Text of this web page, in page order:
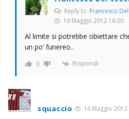
Reply to Francesco
16 Maggio 2012 16:00
Al limite si potrebbe obiettare
un po’ funereo..
0 Rispondi
squaccio 16 Maggio 2012